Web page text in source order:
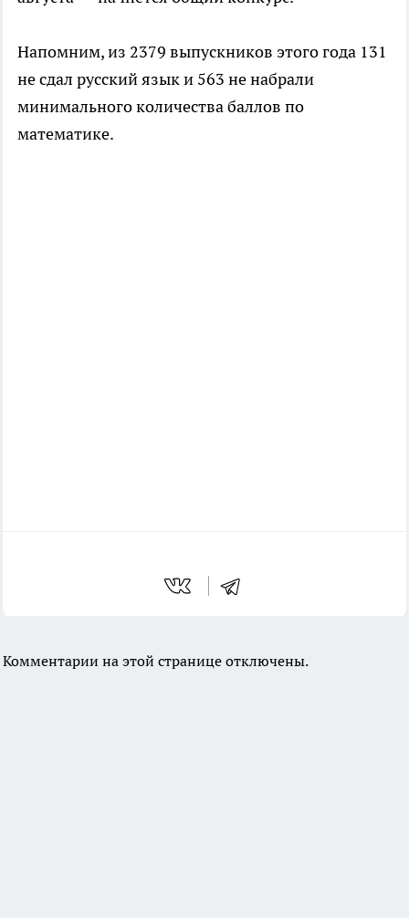
Напомним, из 2379 выпускников этого года 131
не сдал русский язык и 563 не набрали
минимального количества баллов по
математике.
Комментарии на этой странице отключены.